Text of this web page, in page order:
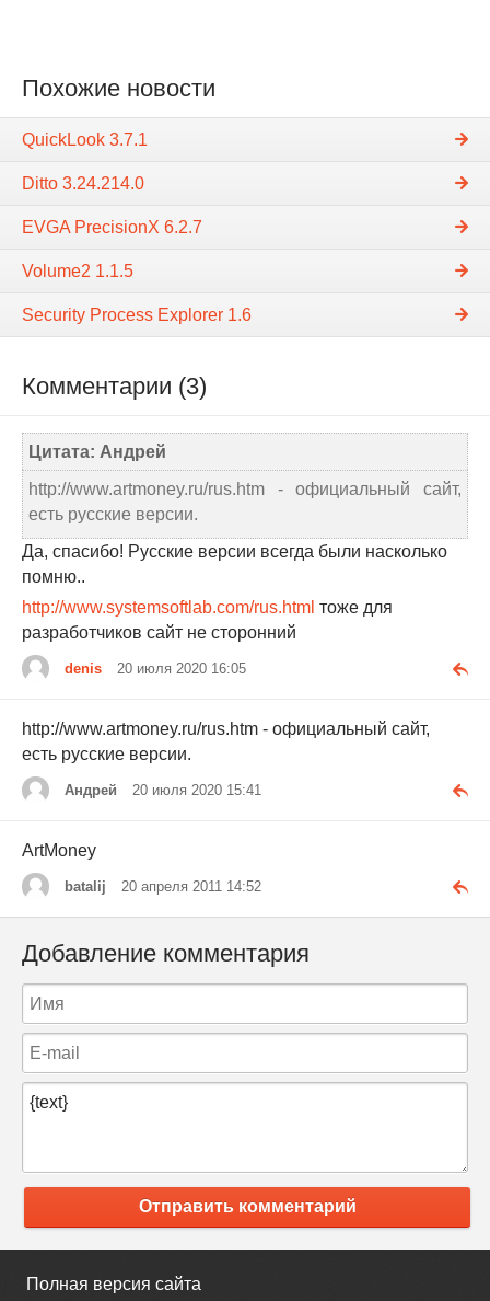
Похожие новости
QuickLook 3.7.1
Ditto 3.24.214.0
EVGA PrecisionX 6.2.7
Volume2 1.1.5
Security Process Explorer 1.6
Комментарии (3)
Цитата: Андрей
http://www.artmoney.ru/rus.htm - официальный сайт,
есть русские версии.
Да, спасибо! Русские версии всегда были насколько
помню..
http://www.systemsoftlab.com/rus.html тоже для
разработчиков сайт не сторонний
denis 20 июля 2020 16:05
http://www.artmoney.ru/rus.htm - официальный сайт,
есть русские версии.
Андрей 20 июля 2020 15:41
ArtMoney
batalij 20 апреля 2011 14:52
Добавление комментария
Отправить комментарий
Полная версия сайта